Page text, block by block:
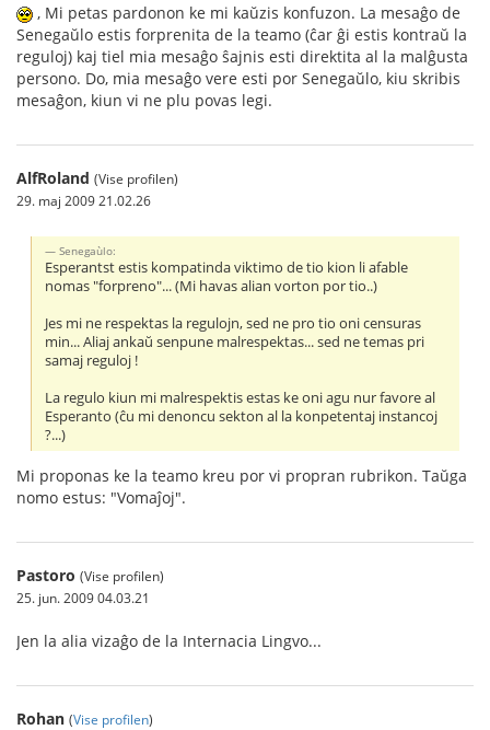
, Mi petas pardonon ke mi kaŭzis konfuzon. La mesaĝo de
Senegaŭlo estis forprenita de la teamo (ĉar ĝi estis kontraŭ la
reguloj) kaj tiel mia mesaĝo ŝajnis esti direktita al la malĝusta
persono. Do, mia mesaĝo vere esti por Senegaŭlo, kiu skribis
mesaĝon, kiun vi ne plu povas legi.
AlfRoland (Vise profilen)
29. maj 2009 21.02.26
Senegaùlo:
Esperantst estis kompatinda viktimo de tio kion li afable
nomas "forpreno"... (Mi havas alian vorton por tio..)
Jes mi ne respektas la regulojn, sed ne pro tio oni censuras
min... Aliaj ankaŭ senpune malrespektas... sed ne temas pri
samaj reguloj !
La regulo kiun mi malrespektis estas ke oni agu nur favore al
Esperanto (ĉu mi denoncu sekton al la konpetentaj instancoj
?...)
Mi proponas ke la teamo kreu por vi propran rubrikon. Taŭga
nomo estus: "Vomaĵoj".
Pastoro (Vise profilen)
25. jun. 2009 04.03.21
Jen la alia vizaĝo de la Internacia Lingvo...
Rohan (Vise profilen)